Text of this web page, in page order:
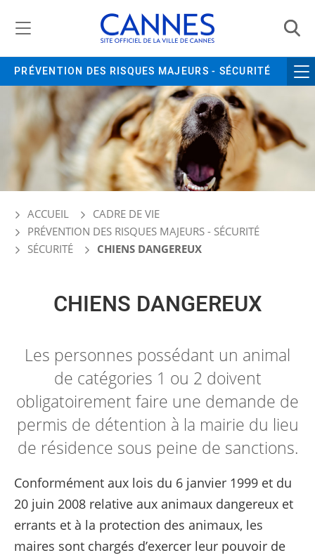
PRÉVENTION DES RISQUES MAJEURS - SÉCURITÉ
ACCUEIL
CADRE DE VIE
PRÉVENTION DES RISQUES MAJEURS - SÉCURITÉ
SÉCURITÉ
CHIENS DANGEREUX
CHIENS DANGEREUX
Les personnes possédant un animal
de catégories 1 ou 2 doivent
obligatoirement faire une demande de
permis de détention à la mairie du lieu
de résidence sous peine de sanctions.
Conformément aux lois du 6 janvier 1999 et du
20 juin 2008 relative aux animaux dangereux et
errants et à la protection des animaux, les
maires sont chargés d’exercer leur pouvoir de